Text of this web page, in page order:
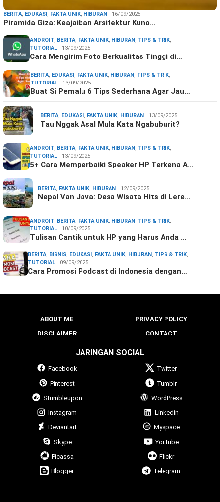
BERITA, EDUKASI, FAKTA UNIK, HIBURAN 16/09/2025
Piramida Giza: Keajaiban Arsitektur Kuno…
ANDROIT, BERITA, FAKTA UNIK, HIBURAN, TIPS & TRIK,
TUTORIAL
13/09/2025
Cara Mengirim Foto Berkualitas Tinggi di…
BERITA, EDUKASI, FAKTA UNIK, HIBURAN, TIPS & TRIK,
TUTORIAL
13/09/2025
Buat Si Pemalu 6 Tips Sederhana Agar Jau…
BERITA, EDUKASI, FAKTA UNIK, HIBURAN 13/09/2025
Tau Nggak Asal Mula Kata Ngabuburit?
ANDROIT, BERITA, FAKTA UNIK, HIBURAN, TIPS & TRIK,
TUTORIAL
13/09/2025
5+ Cara Memperbaiki Speaker HP Terkena A…
BERITA, FAKTA UNIK, HIBURAN 12/09/2025
Nepal Van Java: Desa Wisata Hits di Lere…
ANDROIT, BERITA, FAKTA UNIK, HIBURAN, TIPS & TRIK,
TUTORIAL
10/09/2025
Tulisan Cantik untuk HP yang Harus Anda …
BERITA, BISNIS, EDUKASI, FAKTA UNIK, HIBURAN, TIPS & TRIK,
TUTORIAL
09/09/2025
Cara Promosi Podcast di Indonesia dengan…
ABOUT ME
PRIVACY POLICY
DISCLAIMER
CONTACT
JARINGAN SOCIAL
Facebook
Twitter
Pinterest
Tumblr
Stumbleupon
WordPress
Instagram
Linkedin
Deviantart
Myspace
Skype
Youtube
Picassa
Flickr
Blogger
Telegram